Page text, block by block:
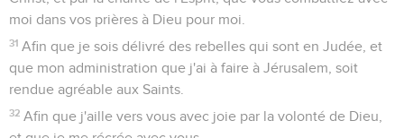
moi dans vos prières à Dieu pour moi.
31 Afin que je sois délivré des rebelles qui sont en Judée, et
que mon administration que j'ai à faire à Jérusalem, soit
rendue agréable aux Saints.
32 Afin que j'aille vers vous avec joie par la volonté de Dieu,